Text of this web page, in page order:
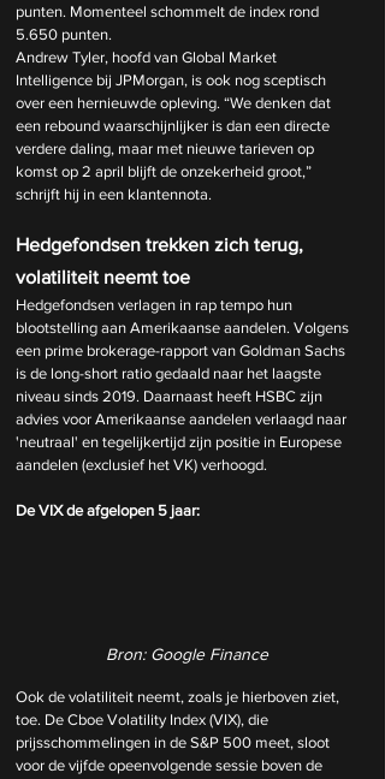
punten. Momenteel schommelt de index rond
5.650 punten.
Andrew Tyler, hoofd van Global Market
Intelligence bij JPMorgan, is ook nog sceptisch
over een hernieuwde opleving. “We denken dat
een rebound waarschijnlijker is dan een directe
verdere daling, maar met nieuwe tarieven op
komst op 2 april blijft de onzekerheid groot,”
schrijft hij in een klantennota.
Hedgefondsen trekken zich terug,
volatiliteit neemt toe
Hedgefondsen verlagen in rap tempo hun
blootstelling aan Amerikaanse aandelen. Volgens
een prime brokerage-rapport van Goldman Sachs
is de long-short ratio gedaald naar het laagste
niveau sinds 2019. Daarnaast heeft HSBC zijn
advies voor Amerikaanse aandelen verlaagd naar
'neutraal' en tegelijkertijd zijn positie in Europese
aandelen (exclusief het VK) verhoogd.
De VIX de afgelopen 5 jaar:
Bron: Google Finance
Ook de volatiliteit neemt, zoals je hierboven ziet,
toe. De Cboe Volatility Index (VIX), die
prijsschommelingen in de S&P 500 meet, sloot
voor de vijfde opeenvolgende sessie boven de